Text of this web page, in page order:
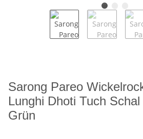
Sarong Pareo
Lunghi Dhoti Tuch
Grün